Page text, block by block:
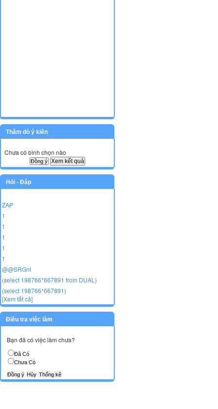
Thăm dò ý kiến
Chưa có bình chọn nào
Xem kết quả
Hỏi - Đáp
ZAP
1
1
1
1
1
@@SRGnl
(select 198766*667891 from DUAL)
(select 198766*667891)
[Xem tất cả]
Điều tra việc làm
Bạn đã có việc làm chưa?
Đã Có
Chưa Có